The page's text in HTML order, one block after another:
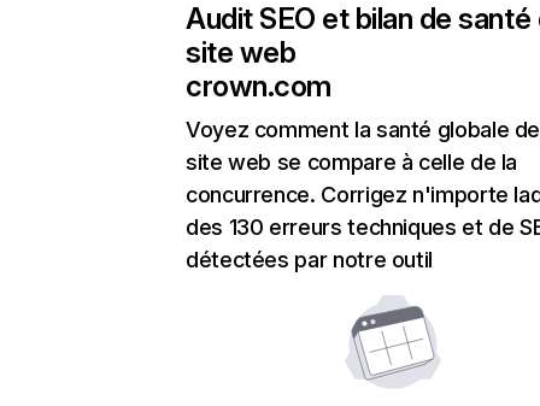
Audit SEO et bilan de santé
site web
crown.com
Voyez comment la santé globale
site web se compare à celle de la
concurrence. Corrigez n'importe
des 130 erreurs techniques et de
détectées par notre outil